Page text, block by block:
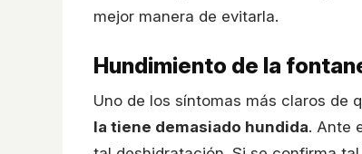
mejor manera de evitarla.
Hundimiento de la
Uno de los síntomas más claros de
la tiene demasiado hundida. Ante